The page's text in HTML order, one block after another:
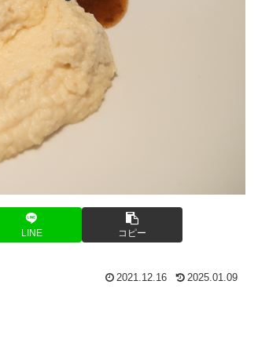
LINE コピー
2021.12.16 2025.01.09